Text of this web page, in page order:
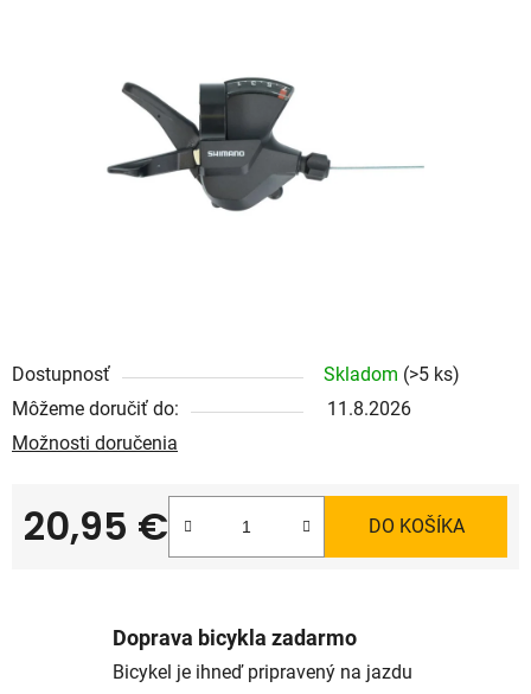
Dostupnosť Skladom (>5 ks)
Môžeme doručiť do:
11.8.2026
Možnosti doručenia
20,95 €
Jednotková cena:
DO KOŠÍKA
Doprava bicykla zadarmo
Bicykel je ihneď pripravený na jazdu